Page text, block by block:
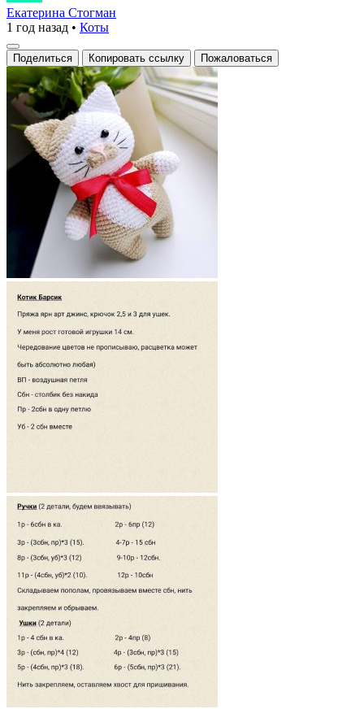
игрушка-
кот
с
красным
бантом
Екатерина Стогман
1 год назад • Коты
Поделиться Копировать ссылку Пожаловаться